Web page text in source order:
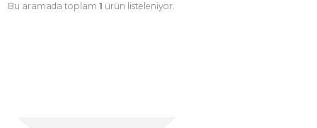
Bu aramada toplam 1 ürün listeleniyor.